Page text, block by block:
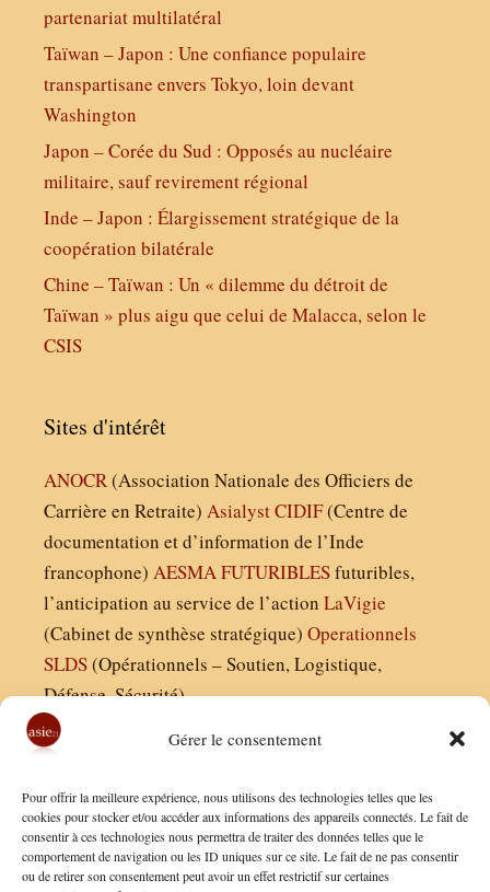
Gérer le consentement
Pour offrir la meilleure expérience, nous utilisons des technologies telles que les
cookies pour stocker et/ou accéder aux informations des appareils connectés. Le fait de
consentir à ces technologies nous permettra de traiter des données telles que le
comportement de navigation ou les ID uniques sur ce site. Le fait de ne pas consentir
ou de retirer son consentement peut avoir un effet restrictif sur certaines
partenariat multilatéral
Taïwan – Japon : Une confiance populaire
transpartisane envers Tokyo, loin devant
Washington
Japon – Corée du Sud : Opposés au nucléaire
militaire, sauf revirement régional
Inde – Japon : Élargissement stratégique de la
coopération bilatérale
Chine – Taïwan : Un « dilemme du détroit de
Taïwan » plus aigu que celui de Malacca, selon le
CSIS
Sites d'intérêt
ANOCR(Association Nationale des Officiers de
Carrière en Retraite) AsialystCIDIF(Centre de
documentation et d’information de l’Inde
francophone) AESMAFUTURIBLESfuturibles,
l’anticipation au service de l’action LaVigie
(Cabinet de synthèse stratégique) Operationnels
SLDS(Opérationnels – Soutien, Logistique,
Défense, Sécurité)
Finaldées EURL
Siège social : 13 avenue Boudon, 75016, Paris
Nous contacter